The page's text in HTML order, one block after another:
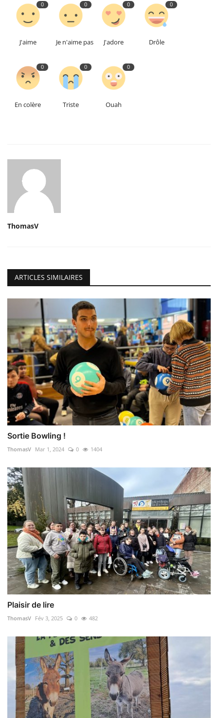
0
J'aime
0
Je n'aime pas
0
J'adore
0
Drôle
0
En colère
0
Triste
0
Ouah
ThomasV
ARTICLES SIMILAIRES
Sortie Bowling !
ThomasV Mar 1, 2024 0 1404
Plaisir de lire
ThomasV Fév 3, 2025 0 482